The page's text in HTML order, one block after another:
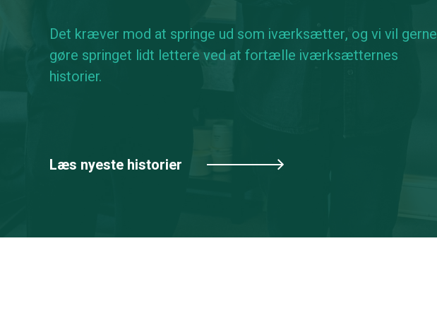
Det kræver mod at springe ud som iværksætter, og vi vil gerne
gøre springet lidt lettere ved at fortælle iværksætternes
historier.
Læs nyeste historier